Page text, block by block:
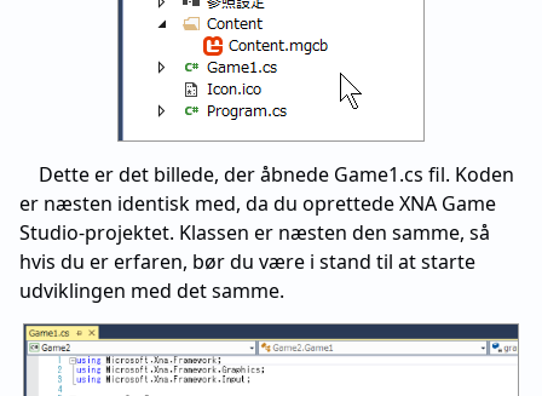
Dette er det billede, der åbnede Game1.cs fil. Koden
er næsten identisk med, da du oprettede XNA Game
Studio-projektet. Klassen er næsten den samme, så
hvis du er erfaren, bør du være i stand til at starte
udviklingen med det samme.